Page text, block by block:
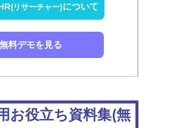
(リサーチャー)について
無料デモを見る
お役立ち資料集(無